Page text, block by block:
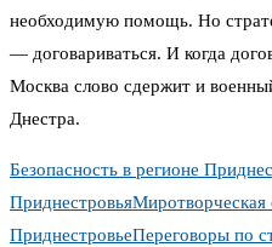
необходимую помощь. Но
— договариваться. И когда
Москва слово сдержит и
Днестра.
Безопасность в регионе
ПриднестровьяМиротворческая
ПриднестровьеПереговоры по